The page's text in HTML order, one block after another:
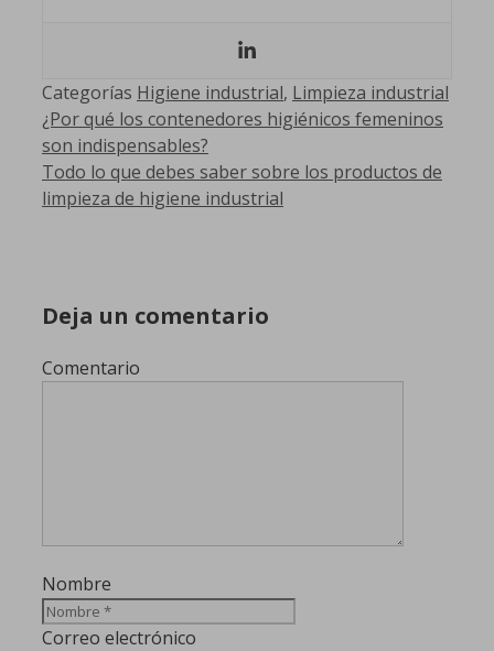
Categorías Higiene industrial, Limpieza industrial
¿Por qué los contenedores higiénicos femeninos
son indispensables?
Todo lo que debes saber sobre los productos de
limpieza de higiene industrial
Deja un comentario
Comentario
Nombre
Correo electrónico